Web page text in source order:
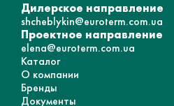
Дилерское направление
shcheblykin@euroterm.com.ua
Проектное направление
elena@euroterm.com.ua
Каталог
О компании
Бренды
Документы